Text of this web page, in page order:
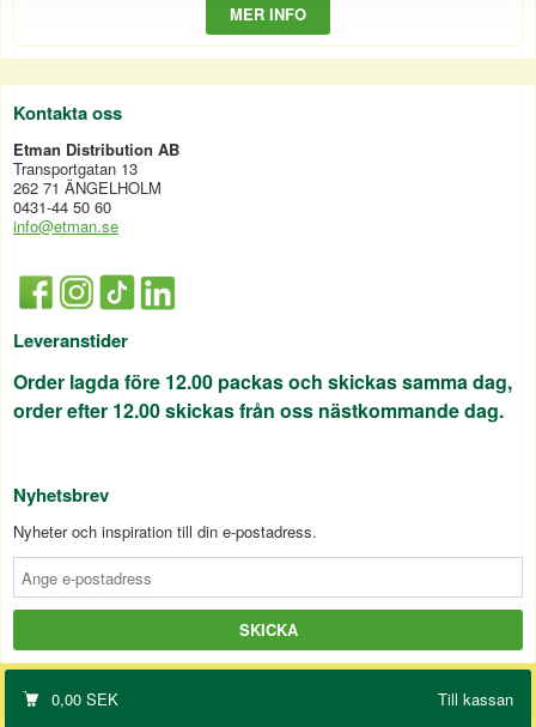
MER INFO
Kontakta oss
Etman Distribution AB
Transportgatan 13
262 71 ÄNGELHOLM
0431-44 50 60
info@etman.se
Leveranstider
Order lagda före 12.00 packas och skickas samma dag,
order efter 12.00 skickas från oss nästkommande dag.
Nyhetsbrev
Nyheter och inspiration till din e-postadress.
0,00 SEK Till kassan